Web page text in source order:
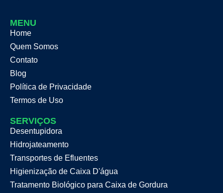
MENU
Home
Quem Somos
Contato
Blog
Política de Privacidade
Termos de Uso
SERVIÇOS
Desentupidora
Hidrojateamento
Transportes de Efluentes
Higienização de Caixa D'água
Tratamento Biológico para Caixa de Gordura